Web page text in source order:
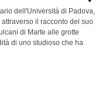
dell'Università di Padova,
il racconto del suo
di Marte alle grotte
di uno studioso che ha